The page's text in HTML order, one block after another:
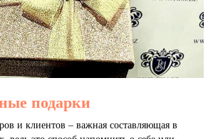
подарки
и клиентов – важная составляющая в